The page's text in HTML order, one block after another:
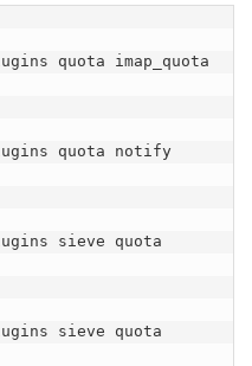
quota imap_quota
quota notify
sieve quota
sieve quota